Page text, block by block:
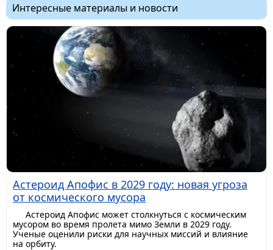
Интересные материалы и новости
Астероид Апофис в 2029 году: новая угроза
от космического мусора
Астероид Апофис может столкнуться с космическим
мусором во время пролета мимо Земли в 2029 году.
Ученые оценили риски для научных миссий и влияние
на орбиту.